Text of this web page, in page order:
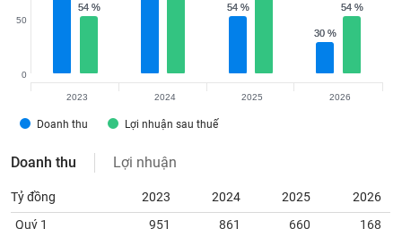
54 %
54 %
30 %
30 %
54 %
54 % 54 %
54 %
Doanh thu Lợi nhuận sau thuế
0
50
2023 2024 2025 2026
Doanh thu Lợi nhuận
Tỷ đồng 2023 2024 2025
2026
Quý 1
951 861 660 168